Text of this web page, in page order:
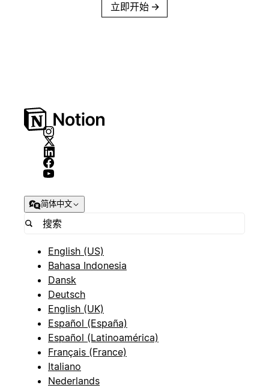
立即开始 →
简体中文
English (US)
Bahasa Indonesia
Dansk
Deutsch
English (UK)
Español (España)
Español (Latinoamérica)
Français (France)
Italiano
Nederlands